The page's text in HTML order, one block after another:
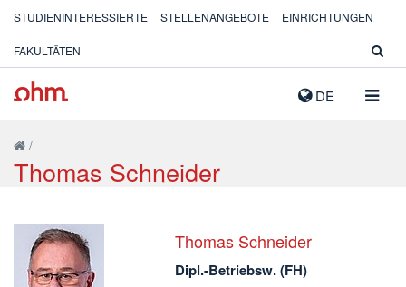
DE
STUDIENINTERESSIERTE STELLENANGEBOTE EINRICHTUNGEN
FAKULTÄTEN
/
Thomas Schneider
Thomas Schneider
Dipl.-Betriebsw. (FH)